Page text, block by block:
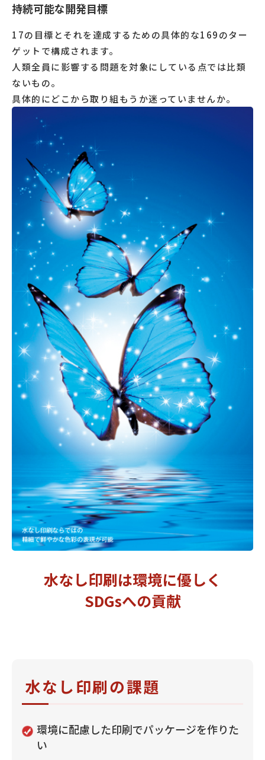
持続可能な開発目標
17の目標とそれを達成するための具体的な169のター
ゲットで構成されます。
人類全員に影響する問題を対象にしている点では比類
ないもの。
具体的にどこから取り組もうか迷っていませんか。
水なし印刷は環境に優しく
SDGsへの貢献
水なし印刷の課題
環境に配慮した印刷でパッケージを作りた
い